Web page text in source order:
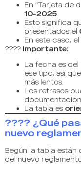
En “Tarjeta de
10-2025.
Esto significa
presentados el
En este caso,
???? Importante:
La fecha es del
ese tipo, así
más lentos.
Los retrasos
La tabla es
???? ¿Qué
nuevo
Según la tabla están
del nuevo